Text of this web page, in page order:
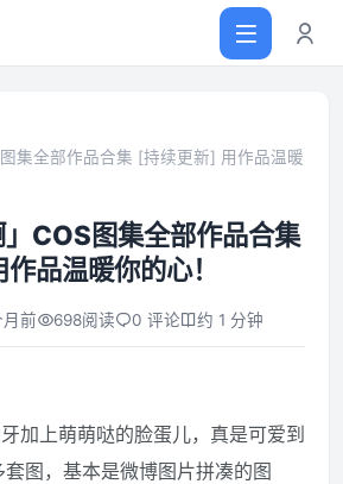
图集全部作品合集 [持续更新] 用作品温暖
」COS图集全部作品合集
品温暖你的心！
月前 698阅读 0 评论 约 1 分钟
加上萌萌哒的脸蛋儿，真是可爱到
图，基本是微博图片拼凑的图